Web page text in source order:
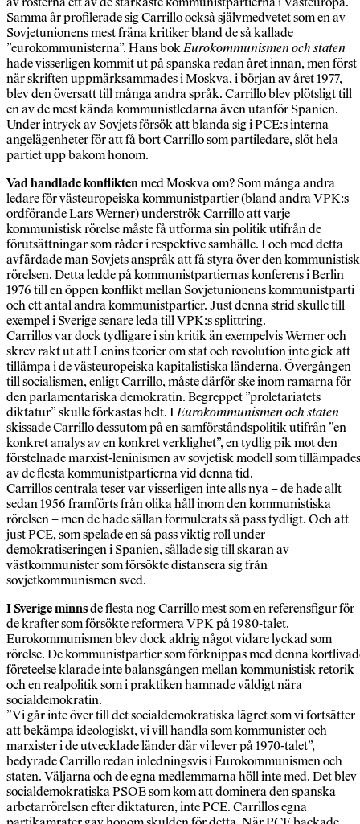
Samma år profilerade sig Carrillo också självmedvetet som en av
Sovjetunionens mest fräna kritiker bland de så kallade
”eurokommunisterna”. Hans bokEurokommunismen och staten
hade visserligen kommit ut på spanska redan året innan, men först
när skriften uppmärksammades i Moskva, i början av året 1977,
blev den översatt till många andra språk. Carrillo blev plötsligt till
en av de mest kända kommunistledarna även utanför Spanien.
Under intryck av Sovjets försök att blanda sig i PCE:s interna
angelägenheter för att få bort Carrillo som partiledare, slöt hela
partiet upp bakom honom.
Vad handlade konfliktenmed Moskva om? Som många andra
ledare för västeuropeiska kommunistpartier (bland andra VPK:s
ordförande Lars Werner) underströk Carrillo att varje
kommunistisk rörelse måste få utforma sin politik utifrån de
förutsättningar som råder i respektive samhälle. I och med detta
avfärdade man Sovjets anspråk att få styra över den
rörelsen. Detta ledde på kommunistpartiernas konferens i Berlin
1976 till en öppen konflikt mellan Sovjetunionens kommunistparti
och ett antal andra kommunistpartier. Just denna strid skulle till
exempel i Sverige senare leda till VPK:s splittring.
Carrillos var dock tydligare i sin kritik än exempelvis Werner och
skrev rakt ut att Lenins teorier om stat och revolution inte gick att
tillämpa i de västeuropeiska kapitalistiska länderna. Övergången
till socialismen, enligt Carrillo, måste därför ske inom ramarna för
den parlamentariska demokratin. Begreppet ”proletariatets
diktatur” skulle förkastas helt. IEurokommunismen och staten
skissade Carrillo dessutom på en samförståndspolitik utifrån ”en
konkret analys av en konkret verklighet”, en tydlig pik mot den
förstelnade marxist-leninismen av sovjetisk modell som tillämpades
av de flesta kommunistpartierna vid denna tid.
Carrillos centrala teser var visserligen inte alls nya – de hade allt
sedan 1956 framförts från olika håll inom den kommunistiska
rörelsen – men de hade sällan formulerats så pass tydligt. Och att
just PCE, som spelade en så pass viktig roll under
demokratiseringen i Spanien, sällade sig till skaran av
västkommunister som försökte distansera sig från
sovjetkommunismen sved.
I Sverige minnsde flesta nog Carrillo mest som en referensfigur för
de krafter som försökte reformera VPK på 1980-talet.
Eurokommunismen blev dock aldrig något vidare lyckad som
rörelse. De kommunistpartier som förknippas med denna
företeelse klarade inte balansgången mellan kommunistisk retorik
och en realpolitik som i praktiken hamnade väldigt nära
socialdemokratin.
”Vi går inte över till det socialdemokratiska lägret som vi fortsätter
att bekämpa ideologiskt, vi vill handla som kommunister och
marxister i de utvecklade länder där vi lever på 1970-talet”,
bedyrade Carrillo redan inledningsvis i Eurokommunismen och
staten. Väljarna och de egna medlemmarna höll inte med. Det blev
socialdemokratiska PSOE som kom att dominera den spanska
arbetarrörelsen efter diktaturen, inte PCE. Carrillos egna